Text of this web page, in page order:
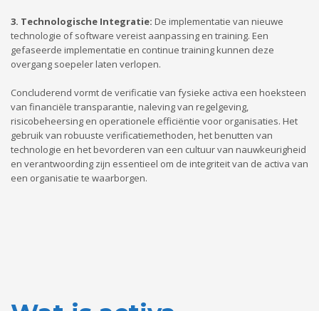
3. Technologische Integratie: De implementatie van nieuwe
technologie of software vereist aanpassing en training. Een
gefaseerde implementatie en continue training kunnen deze
overgang soepeler laten verlopen.
Concluderend vormt de verificatie van fysieke activa een hoeksteen
van financiële transparantie, naleving van regelgeving,
risicobeheersing en operationele efficiëntie voor organisaties. Het
gebruik van robuuste verificatiemethoden, het benutten van
technologie en het bevorderen van een cultuur van nauwkeurigheid
en verantwoording zijn essentieel om de integriteit van de activa van
een organisatie te waarborgen.